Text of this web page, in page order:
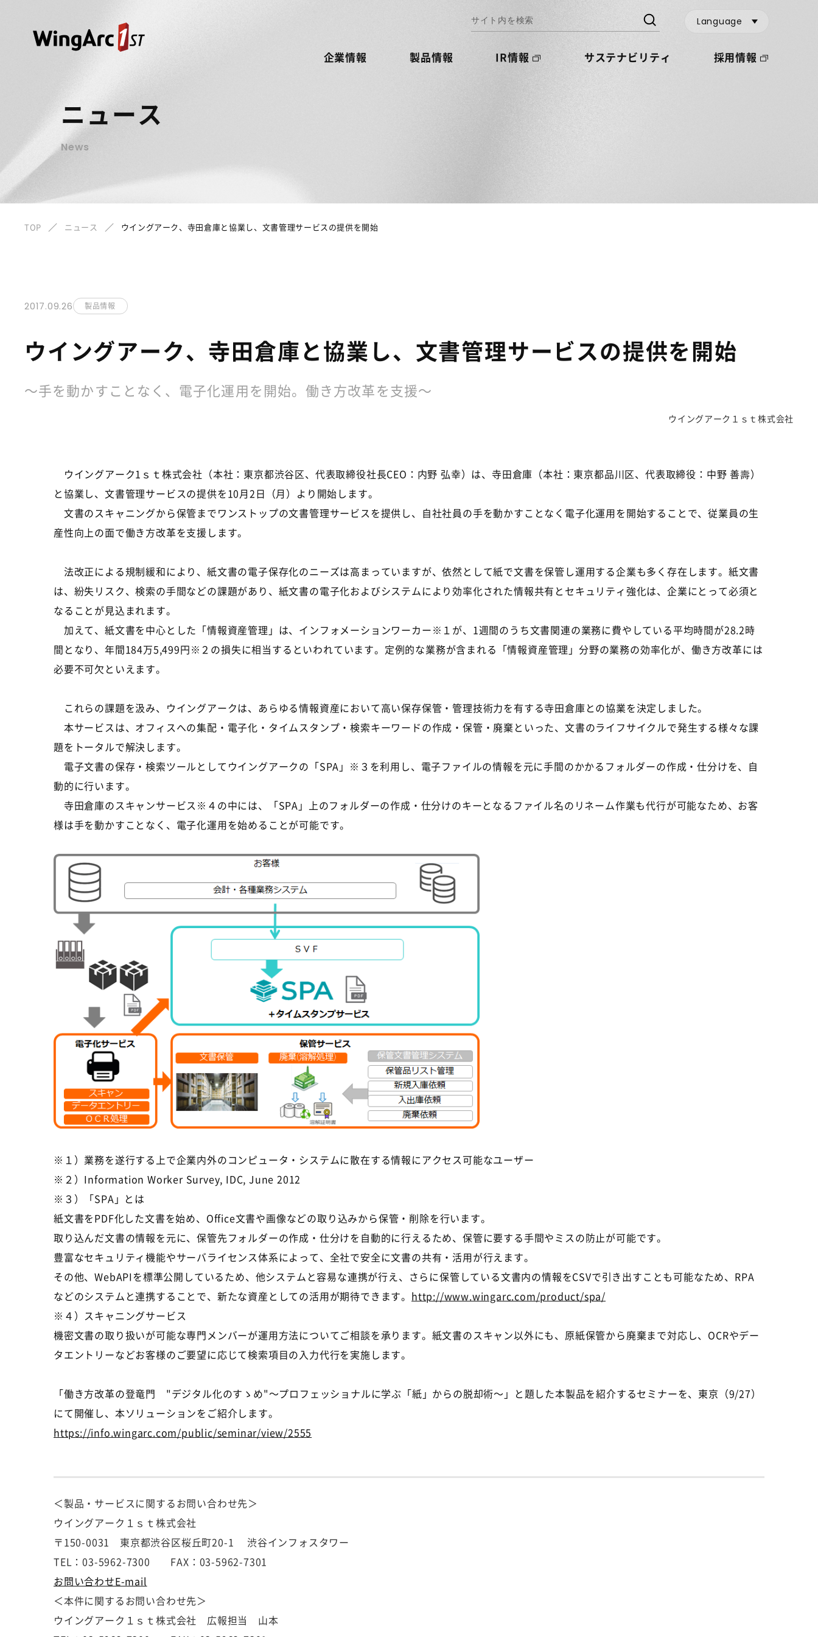
企業情報 製品情報 IR情報 サステナビリティ 採用情報
Language
ニュース
News
TOP ニュース ウイングアーク、寺田倉庫と協業し、文書管理サービスの提供を開始
2017.09.26 製品情報
ウイングアーク、寺田倉庫と協業し、文書管理サービスの提供を開始
～手を動かすことなく、電子化運用を開始。働き方改革を支援～
ウイングアーク１ｓｔ株式会社
ウイングアーク1ｓｔ株式会社（本社：東京都渋谷区、代表取締役社長CEO：内野 弘幸）は、寺田倉庫（本社：東京都品川区、代表取締役：中野 善壽）
と協業し、文書管理サービスの提供を10月2日（月）より開始します。
文書のスキャニングから保管までワンストップの文書管理サービスを提供し、自社社員の手を動かすことなく電子化運用を開始することで、従業員の生
産性向上の面で働き方改革を支援します。
法改正による規制緩和により、紙文書の電子保存化のニーズは高まっていますが、依然として紙で文書を保管し運用する企業も多く存在します。紙文書
は、紛失リスク、検索の手間などの課題があり、紙文書の電子化およびシステムにより効率化された情報共有とセキュリティ強化は、企業にとって必須と
なることが見込まれます。
加えて、紙文書を中心とした「情報資産管理」は、インフォメーションワーカー※１が、1週間のうち文書関連の業務に費やしている平均時間が28.2時
間となり、年間184万5,499円※２の損失に相当するといわれています。定例的な業務が含まれる「情報資産管理」分野の業務の効率化が、働き方改革には
必要不可欠といえます。
これらの課題を汲み、ウイングアークは、あらゆる情報資産において高い保存保管・管理技術力を有する寺田倉庫との協業を決定しました。
本サービスは、オフィスへの集配・電子化・タイムスタンプ・検索キーワードの作成・保管・廃棄といった、文書のライフサイクルで発生する様々な課
題をトータルで解決します。
電子文書の保存・検索ツールとしてウイングアークの「SPA」※３を利用し、電子ファイルの情報を元に手間のかかるフォルダーの作成・仕分けを、自
動的に行います。
寺田倉庫のスキャンサービス※４の中には、「SPA」上のフォルダーの作成・仕分けのキーとなるファイル名のリネーム作業も代行が可能なため、お客
様は手を動かすことなく、電子化運用を始めることが可能です。
※１）業務を遂行する上で企業内外のコンピュータ・システムに散在する情報にアクセス可能なユーザー
※２）Information Worker Survey, IDC, June 2012
※３）「SPA」とは
紙文書をPDF化した文書を始め、Office文書や画像などの取り込みから保管・削除を行います。
取り込んだ文書の情報を元に、保管先フォルダーの作成・仕分けを自動的に行えるため、保管に要する手間やミスの防止が可能です。
豊富なセキュリティ機能やサーバライセンス体系によって、全社で安全に文書の共有・活用が行えます。
その他、WebAPIを標準公開しているため、他システムと容易な連携が行え、さらに保管している文書内の情報をCSVで引き出すことも可能なため、RPA
などのシステムと連携することで、新たな資産としての活用が期待できます。 http://www.wingarc.com/product/spa/
※４）スキャニングサービス
機密文書の取り扱いが可能な専門メンバーが運用方法についてご相談を承ります。紙文書のスキャン以外にも、原紙保管から廃棄まで対応し、OCRやデー
タエントリーなどお客様のご要望に応じて検索項目の入力代行を実施します。
「働き方改革の登竜門 "デジタル化のすゝめ"～プロフェッショナルに学ぶ「紙」からの脱却術～」と題した本製品を紹介するセミナーを、東京（9/27）
にて開催し、本ソリューションをご紹介します。
https://info.wingarc.com/public/seminar/view/2555
＜製品・サービスに関するお問い合わせ先＞
ウイングアーク１ｓｔ株式会社
〒150-0031 東京都渋谷区桜丘町20-1 渋谷インフォスタワー
TEL：03-5962-7300 FAX：03-5962-7301
お問い合わせE-mail
＜本件に関するお問い合わせ先＞
ウイングアーク１ｓｔ株式会社 広報担当 山本